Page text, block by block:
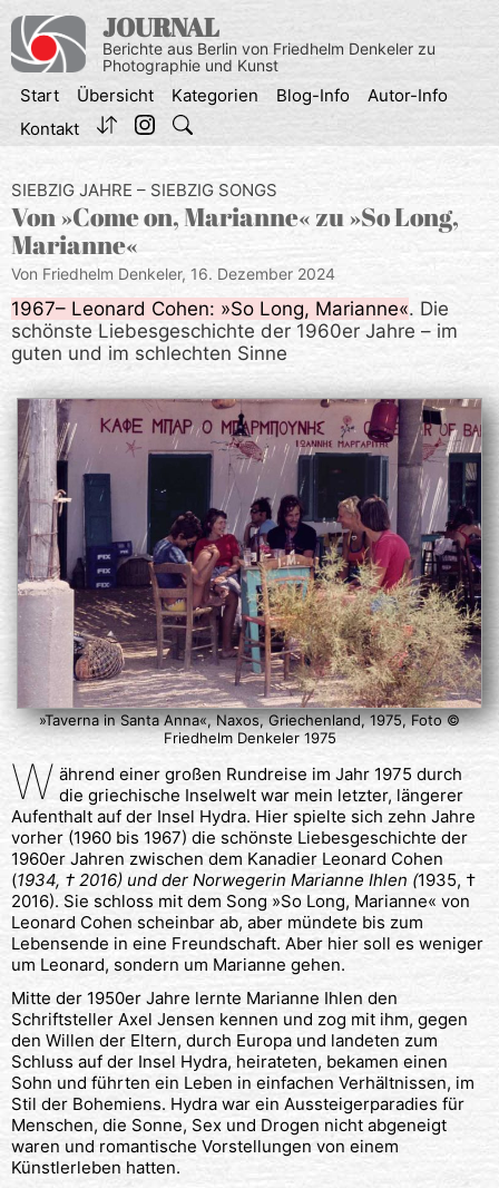
Inhalt
springen
JOURNAL
Berichte aus Berlin von Friedhelm Denkeler zu
Photographie und Kunst
Start Übersicht Kategorien Blog-Info
Autor-Info
Kontakt
SIEBZIG JAHRE – SIEBZIG SONGS
Von »Come on, Marianne« zu »So Long,
Marianne«
Von Friedhelm Denkeler, 16. Dezember 2024
1967– Leonard Cohen: »So Long, Marianne«. Die
schönste Liebesgeschichte der 1960er Jahre – im
guten und im schlechten Sinne
»Taverna in Santa Anna«, Naxos, Griechenland, 1975, Foto ©
Friedhelm Denkeler 1975
W ährend einer großen Rundreise im Jahr 1975 durch
die griechische Inselwelt war mein letzter, längerer
Aufenthalt auf der Insel Hydra. Hier spielte sich zehn Jahre
vorher (1960 bis 1967) die schönste Liebesgeschichte der
1960er Jahren zwischen dem Kanadier Leonard Cohen
(1934, † 2016) und der Norwegerin Marianne Ihlen (1935, †
2016). Sie schloss mit dem Song »So Long, Marianne« von
Leonard Cohen scheinbar ab, aber mündete bis zum
Lebensende in eine Freundschaft. Aber hier soll es weniger
um Leonard, sondern um Marianne gehen.
Mitte der 1950er Jahre lernte Marianne Ihlen den
Schriftsteller Axel Jensen kennen und zog mit ihm, gegen
den Willen der Eltern, durch Europa und landeten zum
Schluss auf der Insel Hydra, heirateten, bekamen einen
Sohn und führten ein Leben in einfachen Verhältnissen, im
Stil der Bohemiens. Hydra war ein Aussteigerparadies für
Menschen, die Sonne, Sex und Drogen nicht abgeneigt
waren und romantische Vorstellungen von einem
Künstlerleben hatten.